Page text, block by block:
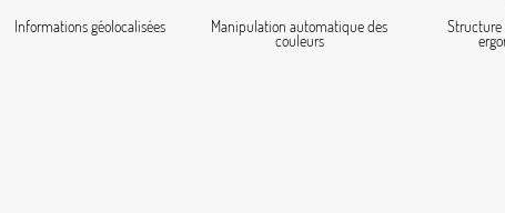
Informations géolocalisées Manipulation automatique des
couleurs
Structure